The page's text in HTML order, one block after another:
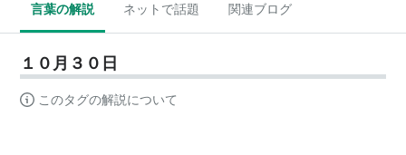
言葉の解説 ネットで話題 関連ブログ
１０月３０日
このタグの解説について